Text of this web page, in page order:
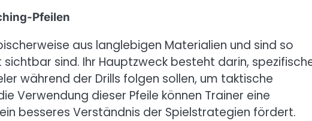
Pfeilen
aus langlebigen Materialien und sind so
sind. Ihr Hauptzweck besteht darin,
während der Drills folgen sollen, um taktische
Verwendung dieser Pfeile können Trainer eine
besseres Verständnis der Spielstrategien fördert.